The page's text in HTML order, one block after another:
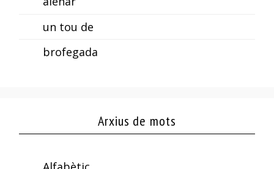
un tou de
brofegada
Arxius de mots